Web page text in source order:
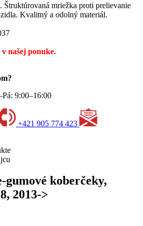
Štruktúrovaná mriežka proti prelievanie
Kvalitný a odolný materiál.
našej ponuke.
9:00–16:00
+421 905 774 423
gumové koberčeky,
2013->